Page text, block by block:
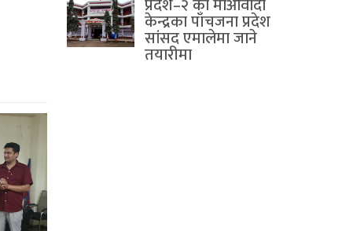
केन्द्रका पाँचजना प्रदेश
सांसद एमालेमा जाने
तयारीमा